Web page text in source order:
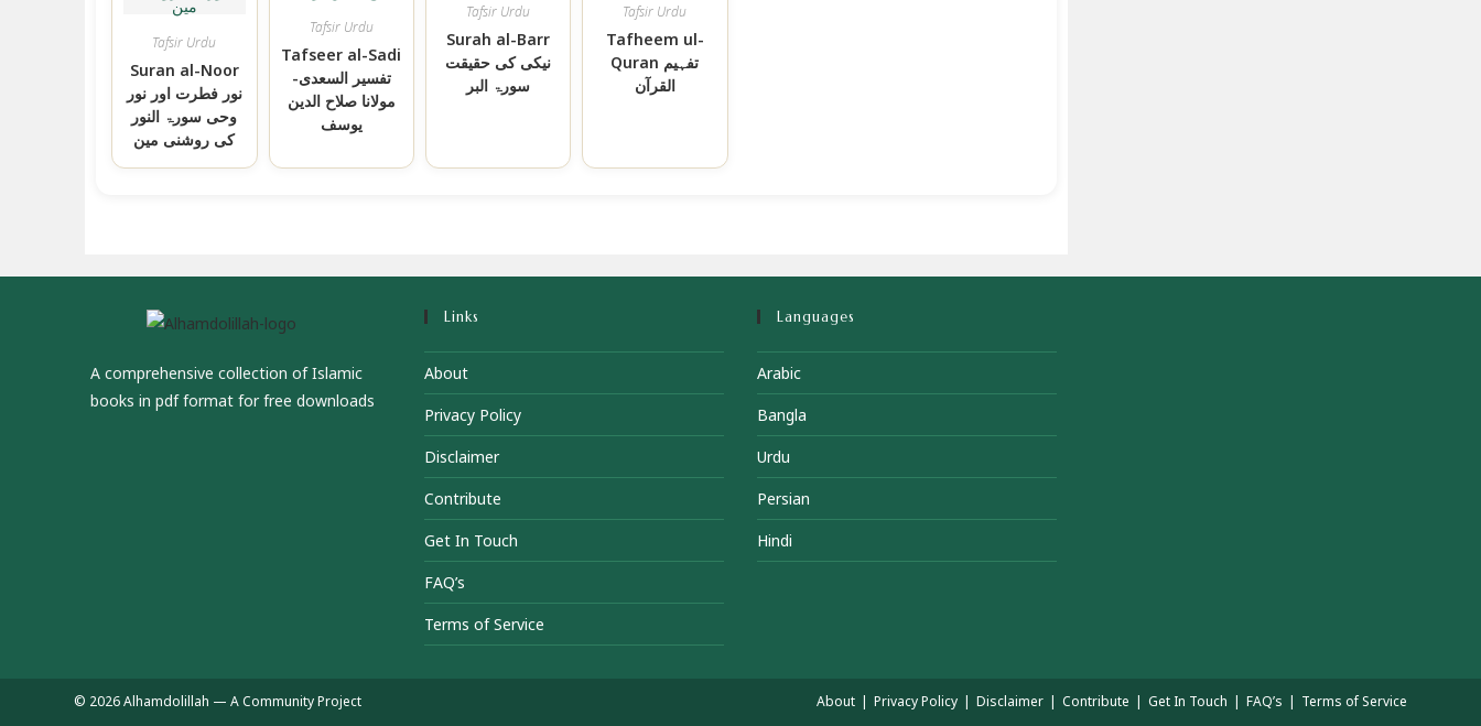
Tafsir Urdu
Suran al-Noor
نور فطرت اور نور
وحی سورۃ النور
کی روشنی مین
Tafsir Urdu
Tafseer al-Sadi
تفسیر السعدی-
مولانا صلاح الدین
یوسف
Tafsir Urdu
Surah al-Barr
نیکی کی حقیقت
سورۃ البر
Tafsir Urdu
Tafheem ul-
Quran تفہیم
القرآن
A comprehensive collection of Islamic
books in pdf format for free downloads
Links
About
Privacy Policy
Disclaimer
Contribute
Get In Touch
FAQ’s
Terms of Service
Languages
Arabic
Bangla
Urdu
Persian
Hindi
About Privacy Policy Disclaimer Contribute Get In Touch FAQ’s Terms of Service
© 2026 Alhamdolillah — A Community Project